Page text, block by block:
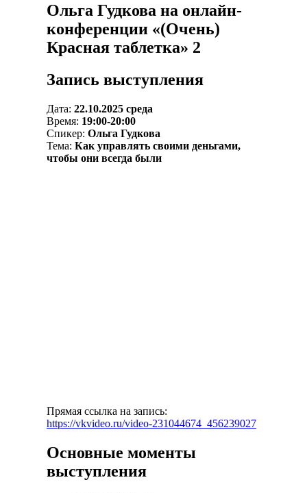
Ольга Гудкова на онлайн-
конференции «(Очень)
Красная таблетка» 2
Запись выступления
Дата: 22.10.2025 среда
Время: 19:00-20:00
Спикер: Ольга Гудкова
Тема: Как управлять своими деньгами,
чтобы они всегда были
Прямая ссылка на запись:
https://vkvideo.ru/video-231044674_456239027
Основные моменты
выступления